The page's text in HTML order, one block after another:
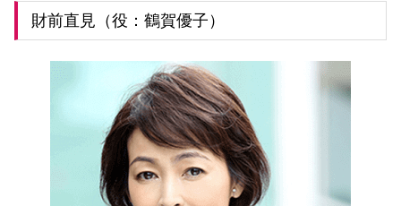
財前直見（役：鶴賀優子）